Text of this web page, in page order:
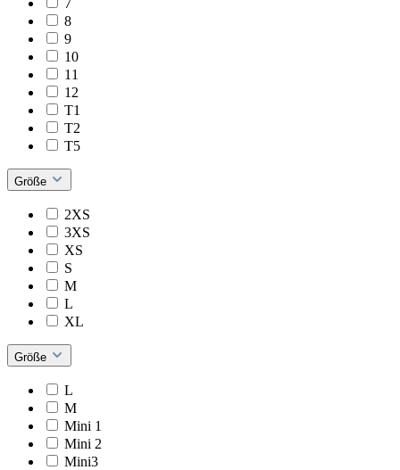
8
9
10
11
12
T1
T2
T5
Größe
2XS
3XS
XS
S
M
L
XL
Größe
L
M
Mini 1
Mini 2
Mini3